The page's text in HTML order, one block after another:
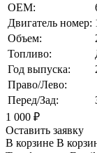
OEM:
Двигатель номер:
Объем:
Топливо:
Год выпуска:
Право/Лево:
Перед/Зад:
1 000 ₽
Оставить заявку
В корзине В